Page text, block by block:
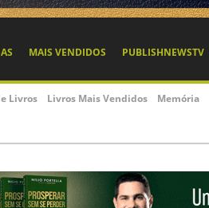
MAIS VENDIDOS PUBLISHNEWSTV
Livros Livros Mais Vendidos Memória